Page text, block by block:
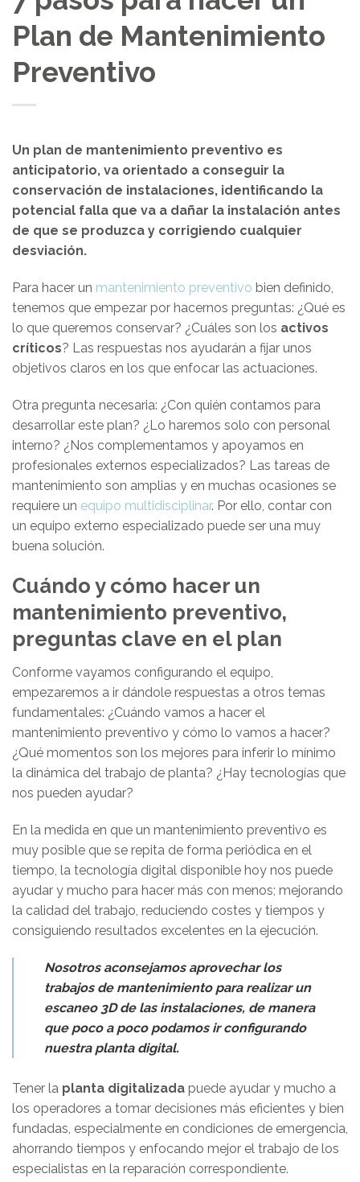
Plan de Mantenimiento
Preventivo
Un plan de mantenimiento preventivo es
anticipatorio, va orientado a conseguir la
conservación de instalaciones, identificando la
potencial falla que va a dañar la instalación antes
de que se produzca y corrigiendo cualquier
desviación.
Para hacer un mantenimiento preventivo bien definido,
tenemos que empezar por hacernos preguntas: ¿Qué es
lo que queremos conservar? ¿Cuáles son los activos
críticos? Las respuestas nos ayudarán a fijar unos
objetivos claros en los que enfocar las actuaciones.
Otra pregunta necesaria: ¿Con quién contamos para
desarrollar este plan? ¿Lo haremos solo con personal
interno? ¿Nos complementamos y apoyamos en
profesionales externos especializados? Las tareas de
mantenimiento son amplias y en muchas ocasiones se
requiere un equipo multidisciplinar. Por ello, contar con
un equipo externo especializado puede ser una muy
buena solución.
Cuándo y cómo hacer un
mantenimiento preventivo,
preguntas clave en el plan
Conforme vayamos configurando el equipo,
empezaremos a ir dándole respuestas a otros temas
fundamentales: ¿Cuándo vamos a hacer el
mantenimiento preventivo y cómo lo vamos a hacer?
¿Qué momentos son los mejores para inferir lo mínimo
la dinámica del trabajo de planta? ¿Hay tecnologías que
nos pueden ayudar?
En la medida en que un mantenimiento preventivo es
muy posible que se repita de forma periódica en el
tiempo, la tecnología digital disponible hoy nos puede
ayudar y mucho para hacer más con menos; mejorando
la calidad del trabajo, reduciendo costes y tiempos y
consiguiendo resultados excelentes en la ejecución.
Nosotros aconsejamos aprovechar los
trabajos de mantenimiento para realizar un
escaneo 3D de las instalaciones, de manera
que poco a poco podamos ir configurando
nuestra planta digital.
Tener la planta digitalizada puede ayudar y mucho a
los operadores a tomar decisiones más eficientes y bien
fundadas, especialmente en condiciones de emergencia,
ahorrando tiempos y enfocando mejor el trabajo de los
especialistas en la reparación correspondiente.